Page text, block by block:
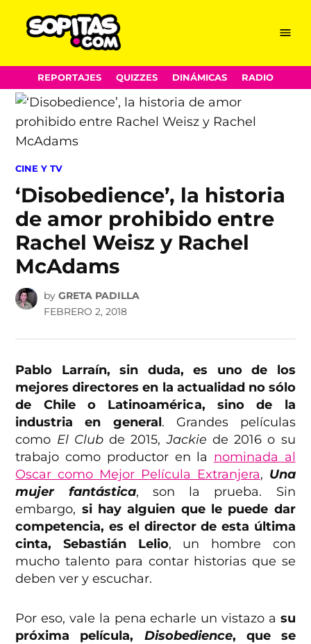
Skip
to
content
Menu
REPORTAJES QUIZZES DINÁMICAS RADIO
POSTED
CINE Y TV
‘Disobedience’, la historia
de amor prohibido entre
Rachel Weisz y Rachel
McAdams
by GRETA PADILLA
FEBRERO 2, 2018
Pablo Larraín, sin duda, es uno de los
mejores directores en la actualidad no sólo
de Chile o Latinoamérica, sino de la
industria en general. Grandes películas
como El Clubde 2015,Jackie de 2016 o su
trabajo como productor en la nominada al
Oscar como Mejor Película Extranjera, Una
mujer fantástica, son la prueba. Sin
embargo, si hay alguien que le puede dar
competencia, es el director de esta última
cinta, Sebastián Lelio, un hombre con
mucho talento para contar historias que se
deben ver y escuchar.
Por eso, vale la pena echarle un vistazo a su
próxima película, Disobedience, que se